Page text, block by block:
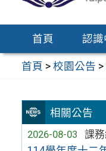
區
首頁 認識
首頁 >校園公告 >
相關公告
2026-08-03
課務